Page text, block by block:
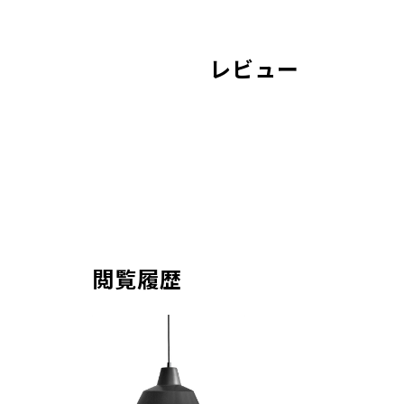
レビュー
閲覧履歴